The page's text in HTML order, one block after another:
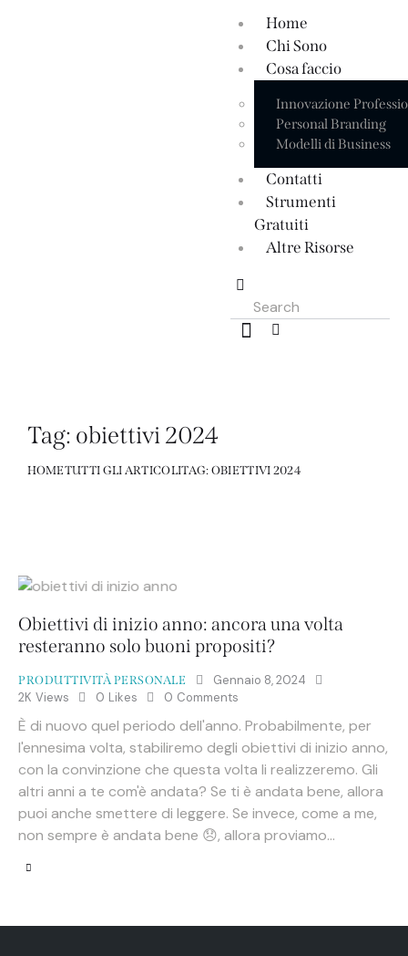
Home
Chi Sono
Cosa faccio
Innovazione
Personal Branding
Modelli di Business
Contatti
Strumenti
Gratuiti
Altre Risorse
Tag: obiettivi 2024
HOMETUTTI GLI ARTICOLITAG: OBIETTIVI 2024
Obiettivi di inizio anno: ancora una volta
resteranno solo buoni propositi?
PRODUTTIVITÀ PERSONALE
Gennaio 8, 2024
2K Views 0 Likes 0 Comments
È di nuovo quel periodo dell'anno. Probabilmente, per
l'ennesima volta, stabiliremo degli obiettivi di inizio anno,
con la convinzione che questa volta li realizzeremo. Gli
altri anni a te com'è andata? Se ti è andata bene, allora
puoi anche smettere di leggere. Se invece, come a me,
non sempre è andata bene 😞, allora proviamo…